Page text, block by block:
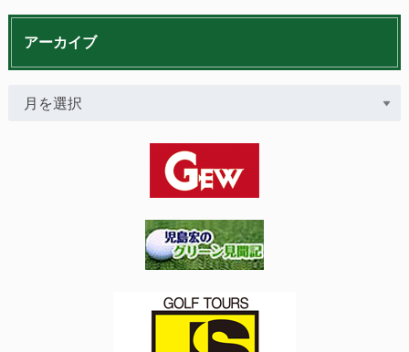
アーカイブ